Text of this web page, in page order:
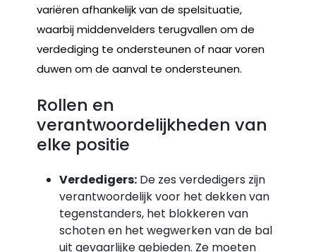
variëren afhankelijk van de spelsituatie,
waarbij middenvelders terugvallen om de
verdediging te ondersteunen of naar voren
duwen om de aanval te ondersteunen.
Rollen en
verantwoordelijkheden van
elke positie
Verdedigers: De zes verdedigers zijn
verantwoordelijk voor het dekken van
tegenstanders, het blokkeren van
schoten en het wegwerken van de bal
uit gevaarlijke gebieden. Ze moeten